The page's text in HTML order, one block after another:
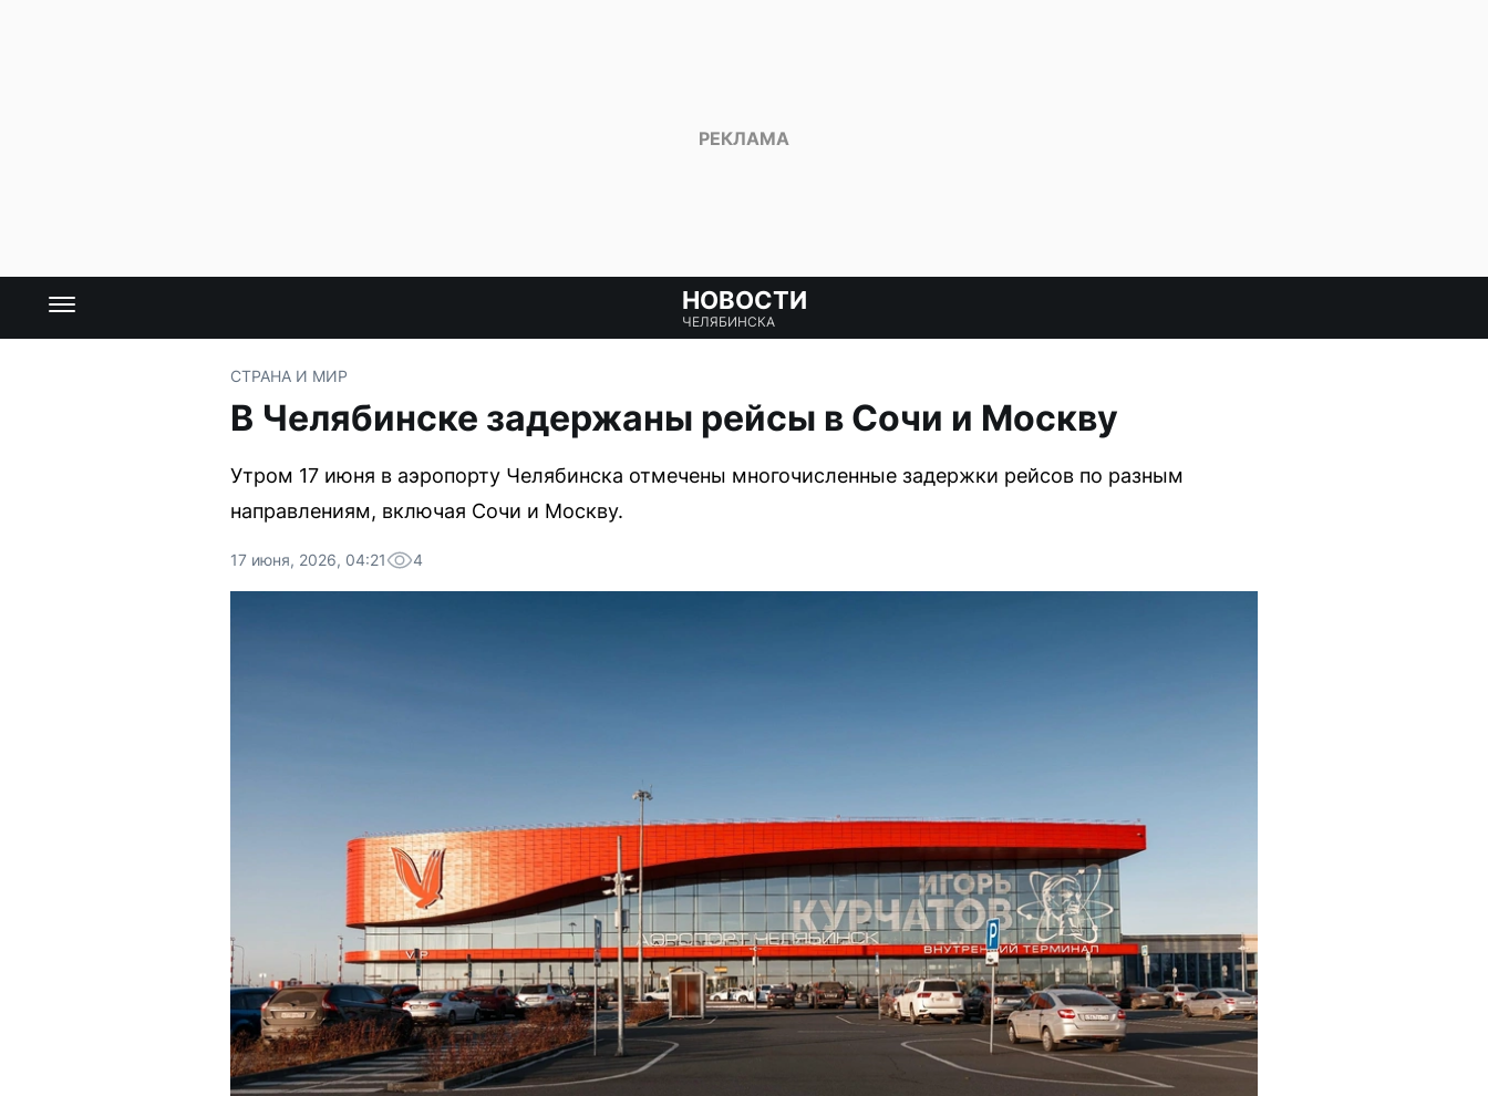
НОВОСТИ
ЧЕЛЯБИНСКА
СТРАНА И МИР
В Челябинске задержаны рейсы в Сочи и Москву
Утром 17 июня в аэропорту Челябинска отмечены многочисленные задержки рейсов по разным
направлениям, включая Сочи и Москву.
17 июня, 2026, 04:21 4